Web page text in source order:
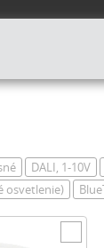
DALI, 1-10V
osvetlenie)